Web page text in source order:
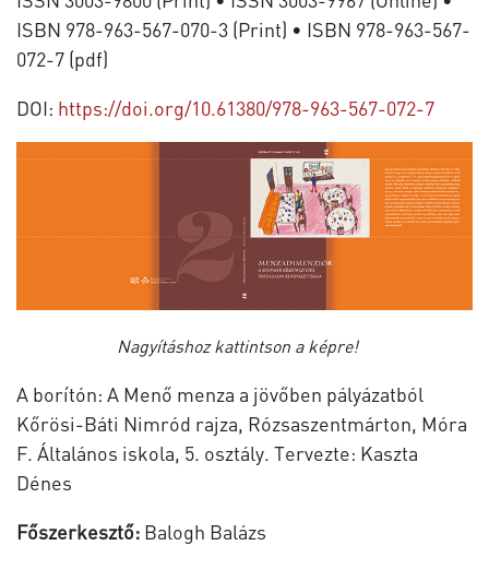
ISBN 978-963-567-070-3 (Print) • ISBN 978-963-567-
072-7 (pdf)
DOI: https://doi.org/10.61380/978-963-567-072-7
Nagyításhoz kattintson a képre!
A borítón: A Menő menza a jövőben pályázatból
Kőrösi-Báti Nimród rajza, Rózsaszentmárton, Móra
F. Általános iskola, 5. osztály. Tervezte: Kaszta
Dénes
Főszerkesztő: Balogh Balázs